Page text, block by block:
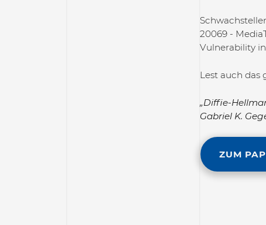
20069 -
Vulnerability
Lest auch das
„Diffie-
Gabriel K.
ZUM